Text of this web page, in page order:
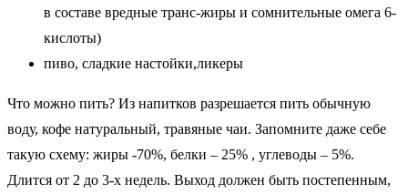
в составе вредные транс-жиры и сомнительные омега 6-
кислоты)
пиво, сладкие настойки,ликеры
Что можно пить? Из напитков разрешается пить обычную
воду, кофе натуральный, травяные чаи. Запомните даже себе
такую схему: жиры -70%, белки – 25% , углеводы – 5%.
Длится от 2 до 3-х недель. Выход должен быть постепенным,